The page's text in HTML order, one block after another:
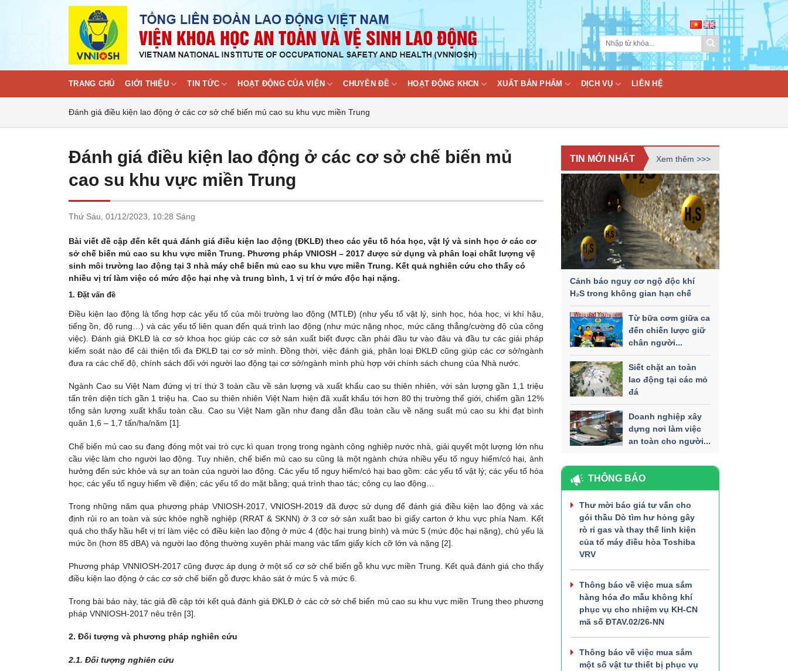
TRANG CHỦ GIỚI THIỆU TIN TỨC HOẠT ĐỘNG CỦA VIỆN CHUYÊN ĐỀ HOẠT ĐỘNG KHCN XUẤT BẢN PHẨM DỊCH VỤ LIÊN HỆ
Đánh giá điều kiện lao động ở các cơ sở chế biến mủ cao su khu vực miền Trung
Đánh giá điều kiện lao động ở các cơ sở chế biến mủ
cao su khu vực miền Trung
Thứ Sáu, 01/12/2023, 10:28 Sáng
Bài viết đề cập đến kết quả đánh giá điều kiện lao động (ĐKLĐ) theo các yếu tố hóa học, vật lý và sinh học ở các cơ
sở chế biến mủ cao su khu vực miền Trung. Phương pháp VNIOSH – 2017 được sử dụng và phân loại chất lượng vệ
sinh môi trường lao động tại 3 nhà máy chế biến mủ cao su khu vực miền Trung. Kết quả nghiên cứu cho thấy có
nhiều vị trí làm việc có mức độc hại nhẹ và trung bình, 1 vị trí ở mức độc hại nặng.
1. Đặt vấn đề
Điều kiện lao động là tổng hợp các yếu tố của môi trường lao động (MTLĐ) (như yếu tố vật lý, sinh học, hóa học, vi khí hậu,
tiếng ồn, độ rung…) và các yếu tố liên quan đến quá trình lao động (như mức nặng nhọc, mức căng thẳng/cường độ của công
việc). Đánh giá ĐKLĐ là cơ sở khoa học giúp các cơ sở sản xuất biết được cần phải đầu tư vào đâu và đầu tư các giải pháp
kiểm soát nào để cải thiện tối đa ĐKLĐ tại cơ sở mình. Đồng thời, việc đánh giá, phân loại ĐKLĐ cũng giúp các cơ sở/ngành
đưa ra các chế độ, chính sách đối với người lao động tại cơ sở/ngành mình phù hợp với chính sách chung của Nhà nước.
Ngành Cao su Việt Nam đứng vị trí thứ 3 toàn cầu về sản lượng và xuất khẩu cao su thiên nhiên, với sản lượng gần 1,1 triệu
tấn trên diện tích gần 1 triệu ha. Cao su thiên nhiên Việt Nam hiện đã xuất khẩu tới hơn 80 thị trường thế giới, chiếm gần 12%
tổng sản lượng xuất khẩu toàn cầu. Cao su Việt Nam gần như đang dẫn đầu toàn cầu về năng suất mủ cao su khi đạt bình
quân 1,6 – 1,7 tấn/ha/năm [1].
Chế biến mủ cao su đang đóng một vai trò cực kì quan trọng trong ngành công nghiệp nước nhà, giải quyết một lượng lớn nhu
cầu việc làm cho người lao động. Tuy nhiên, chế biến mủ cao su cũng là một ngành chứa nhiều yếu tố nguy hiểm/có hại, ảnh
hưởng đến sức khỏe và sự an toàn của người lao động. Các yếu tố nguy hiểm/có hại bao gồm: các yếu tố vật lý; các yếu tố hóa
học; các yếu tố nguy hiểm về điện; các yếu tố do mặt bằng; quá trình thao tác; công cụ lao động…
Trong những năm qua phương pháp VNIOSH-2017, VNIOSH-2019 đã được sử dụng để đánh giá điều kiện lao động và xác
định rủi ro an toàn và sức khỏe nghề nghiệp (RRAT & SKNN) ở 3 cơ sở sản xuất bao bì giấy carton ở khu vực phía Nam. Kết
quả cho thấy hầu hết vị trí làm việc có điều kiện lao động ở mức 4 (độc hại trung bình) và mức 5 (mức độc hại nặng), chủ yếu là
mức ồn (hơn 85 dBA) và người lao động thường xuyên phải mang vác tấm giấy kích cỡ lớn và nặng [2].
Phương pháp VNNIOSH-2017 cũng được áp dụng ở một số cơ sở chế biến gỗ khu vực miền Trung. Kết quả đánh giá cho thấy
điều kiện lao động ở các cơ sở chế biến gỗ được khảo sát ở mức 5 và mức 6.
Trong bài báo này, tác giả đề cập tới kết quả đánh giá ĐKLĐ ở các cở sở chế biến mủ cao su khu vực miền Trung theo phương
pháp VNNIOSH-2017 nêu trên [3].
2. Đối tượng và phương pháp nghiên cứu
2.1. Đối tượng nghiên cứu
TIN MỚI NHẤT Xem thêm >>>
Cảnh báo nguy cơ ngộ độc khí
H₂S trong không gian hạn chế
Từ bữa cơm giữa ca
đến chiến lược giữ
chân người...
Siết chặt an toàn
lao động tại các mỏ
đá
Doanh nghiệp xây
dựng nơi làm việc
an toàn cho người...
THÔNG BÁO
Thư mời báo giá tư vấn cho
gói thầu Dò tìm hư hỏng gây
rò rỉ gas và thay thế linh kiện
của tổ máy điều hòa Toshiba
VRV
Thông báo về việc mua sắm
hàng hóa đo mẫu không khí
phục vụ cho nhiệm vụ KH-CN
mã số ĐTAV.02/26-NN
Thông báo về việc mua sắm
một số vật tư thiết bị phục vụ